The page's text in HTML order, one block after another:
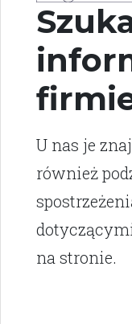
U nas je
również
na stronie.